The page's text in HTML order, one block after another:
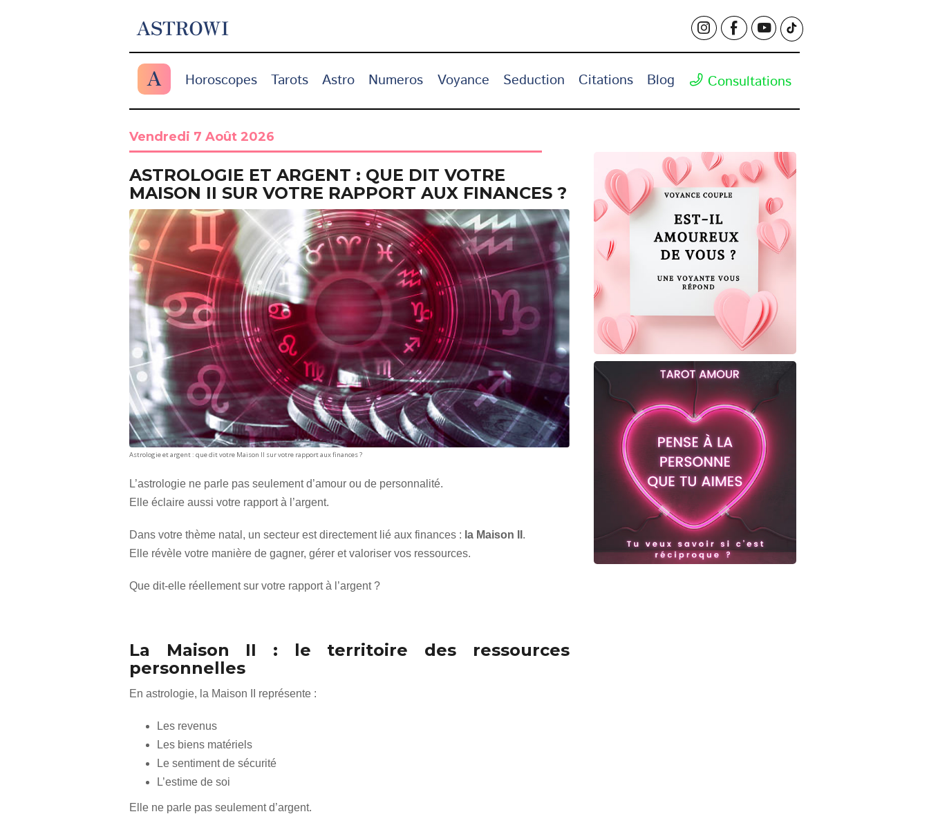
ASTROWI
A Horoscopes Tarots Astro Numeros Voyance Seduction Citations Blog Consultations
Vendredi 7 Août 2026
ASTROLOGIE ET ARGENT : QUE DIT VOTRE
MAISON II SUR VOTRE RAPPORT AUX FINANCES ?
Astrologie et argent : que dit votre Maison II sur votre rapport aux finances ?
L’astrologie ne parle pas seulement d’amour ou de personnalité.
Elle éclaire aussi votre rapport à l’argent.
Dans votre thème natal, un secteur est directement lié aux finances : la Maison II .
Elle révèle votre manière de gagner, gérer et valoriser vos ressources.
Que dit-elle réellement sur votre rapport à l’argent ?
La Maison II : le territoire des ressources
personnelles
En astrologie, la Maison II représente :
Les revenus
Les biens matériels
Le sentiment de sécurité
L’estime de soi
Elle ne parle pas seulement d’argent.